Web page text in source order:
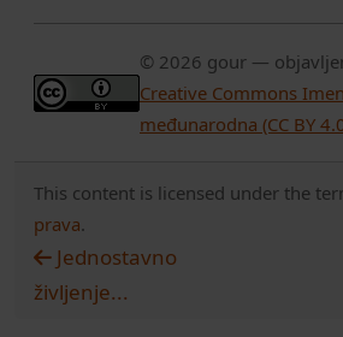
© 2026 gour —
Creative Commons
međunarodna (CC BY
This content is licensed under the
prava.
Jednostavno
življenje...